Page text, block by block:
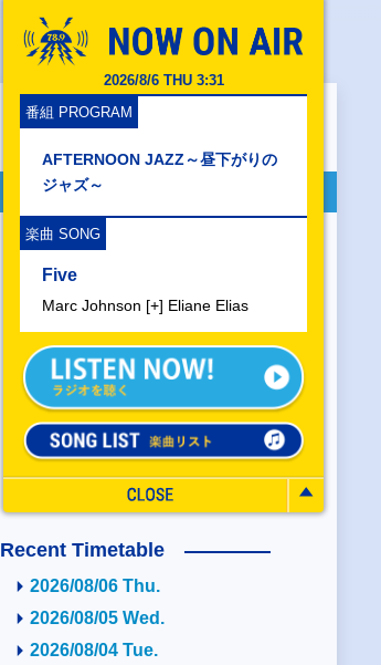
2026/8/6 THU 3:31
番組 PROGRAM
AFTERNOON JAZZ～昼下がりの
ジャズ～
楽曲 SONG
Five
Marc Johnson [+] Eliane Elias
Recent Timetable
2026/08/06 Thu.
2026/08/05 Wed.
2026/08/04 Tue.